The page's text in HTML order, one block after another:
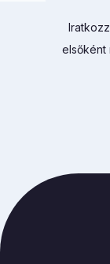
elsőként